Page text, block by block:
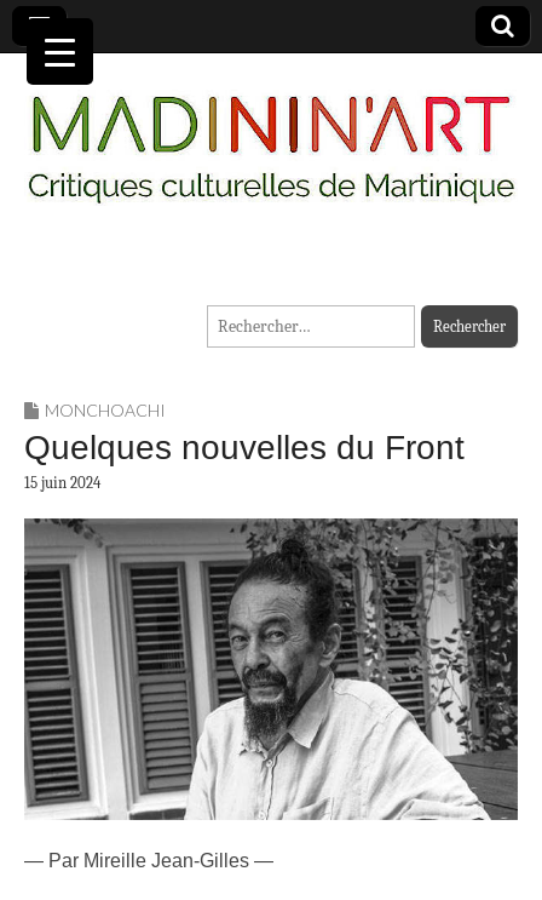
MADININ'ART
Rechercher :
MONCHOACHI
Quelques nouvelles du Front
15 juin 2024
— Par Mireille Jean-Gilles —